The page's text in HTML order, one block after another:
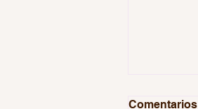
Comentarios